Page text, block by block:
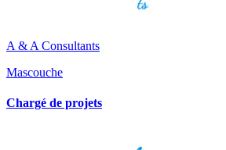
A & A Consultants
Mascouche
Chargé de projets